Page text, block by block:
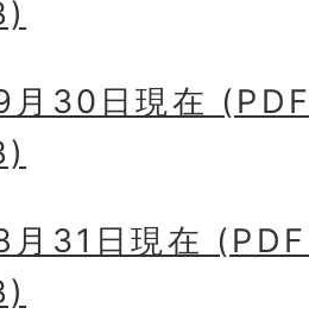
月30日現在
月31日現在